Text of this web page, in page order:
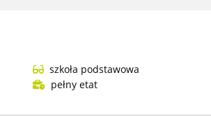
szkoła podstawowa
pełny etat